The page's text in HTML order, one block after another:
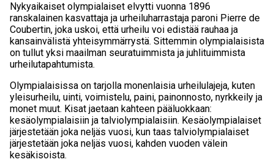
Nykyaikaiset olympialaiset elvytti vuonna 1896
ranskalainen kasvattaja ja urheiluharrastaja paroni Pierre de
Coubertin, joka uskoi, että urheilu voi edistää rauhaa ja
kansainvälistä yhteisymmärrystä. Sittemmin olympialaisista
on tullut yksi maailman seuratuimmista ja juhlituimmista
urheilutapahtumista.
Olympialaisissa on tarjolla monenlaisia urheilulajeja, kuten
yleisurheilu, uinti, voimistelu, paini, painonnosto, nyrkkeily ja
monet muut. Kisat jaetaan kahteen pääluokkaan:
kesäolympialaisiin ja talviolympialaisiin. Kesäolympialaiset
järjestetään joka neljäs vuosi, kun taas talviolympialaiset
järjestetään joka neljäs vuosi, kahden vuoden välein
kesäkisoista.